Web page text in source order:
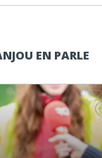
EN PARLE